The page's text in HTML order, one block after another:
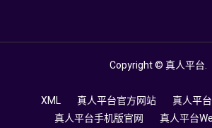
Copyright ©真人平台.
XML 真人平台官方网站
真人平
真人平台手机版官网
真人平台